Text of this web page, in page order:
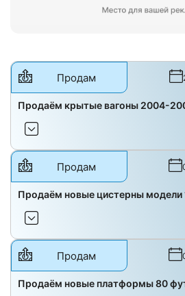
Продам
Продаём крытые вагоны 2004-
Продам
Продаём новые цистерны модели
Продам
Продаём новые платформы 80